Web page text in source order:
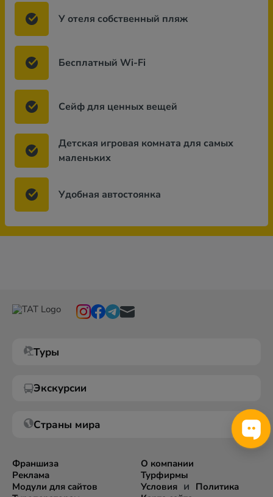
У отеля собственный пляж
Бесплатный Wi-Fi
Сейф для ценных вещей
Детская игровая комната для самых
маленьких
Удобная автостоянка
Туры
Экскурсии
Страны мира
Франшиза
Реклама
Модули для сайтов
О компании
Турфирмы
Условияи Политика